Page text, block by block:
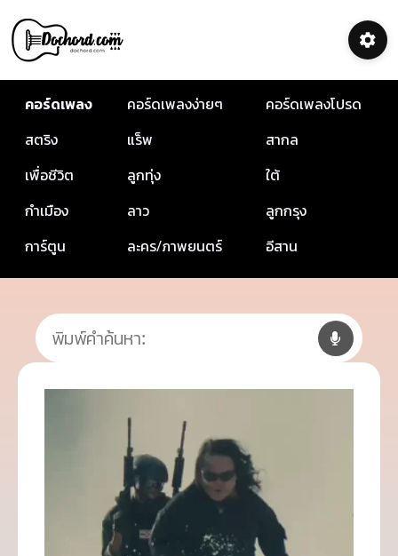
คอร์ดเพลง คอร์ดเพลงง่ายๆ
คอร์ดเพลงโปรด
สตริง
แร็พ
สากล
เพื่อชีวิต
ลูกทุ่ง
ใต้
กำเมือง
ลาว
ลูกกรุง
การ์ตูน
ละคร/ภาพยนตร์ อีสาน